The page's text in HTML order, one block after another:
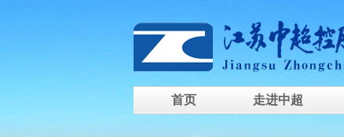
首页 走进中超